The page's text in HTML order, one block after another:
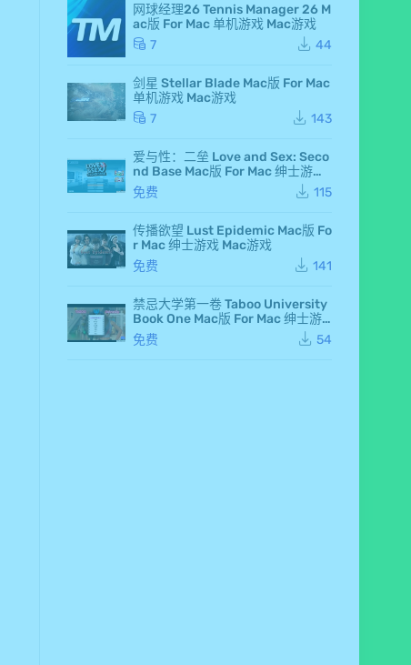
d F
air
y 7
版
r M
机
游
戏
Ma
游
仙
剑
侠
传
七
网球经理26 Tennis Manager 26 M
ac版 For Mac 单机游戏 Mac游戏
7
44
剑星 Stellar Blade Mac版 For Mac
单机游戏 Mac游戏
7
143
爱与性：二垒 Love and Sex: Seco
nd Base Mac版 For Mac 绅士游戏
Mac游戏
免费 115
传播欲望 Lust Epidemic Mac版 Fo
r Mac 绅士游戏 Mac游戏
免费
141
禁忌大学第一卷 Taboo University
Book One Mac版 For Mac 绅士游
戏 Mac游戏
免费 54